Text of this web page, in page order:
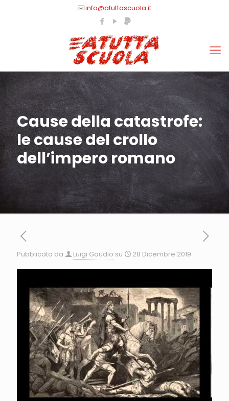
info@atuttascuola.it
Cause della catastrofe:
le cause del crollo
dell’impero romano
Pubblicato da Luigi Gaudio su 28 Dicembre 2019